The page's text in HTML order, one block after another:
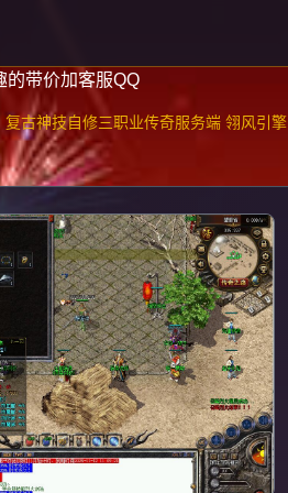
的带价加客服QQ
复古神技自修三职业传奇服务端 翎风引擎